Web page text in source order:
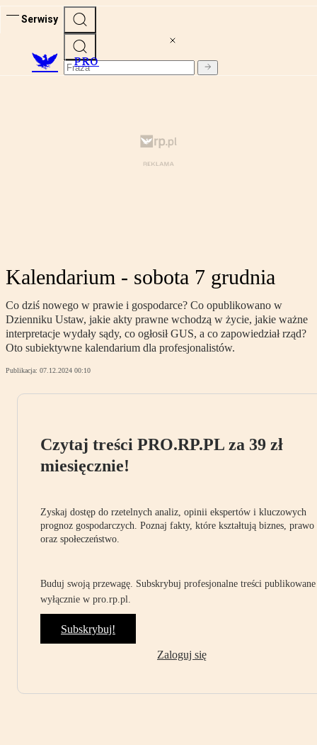
Serwisy
PRO
Kalendarium - sobota 7 grudnia
Co dziś nowego w prawie i gospodarce? Co opublikowano w
Dzienniku Ustaw, jakie akty prawne wchodzą w życie, jakie ważne
interpretacje wydały sądy, co ogłosił GUS, a co zapowiedział rząd?
Oto subiektywne kalendarium dla profesjonalistów.
Publikacja: 07.12.2024 00:10
Czytaj treści PRO.RP.PL za 39 zł
miesięcznie!
Zyskaj dostęp do rzetelnych analiz, opinii ekspertów i kluczowych
prognoz gospodarczych. Poznaj fakty, które kształtują biznes, prawo
oraz społeczeństwo.
Buduj swoją przewagę. Subskrybuj profesjonalne treści publikowane
wyłącznie w pro.rp.pl.
Subskrybuj!
Zaloguj się